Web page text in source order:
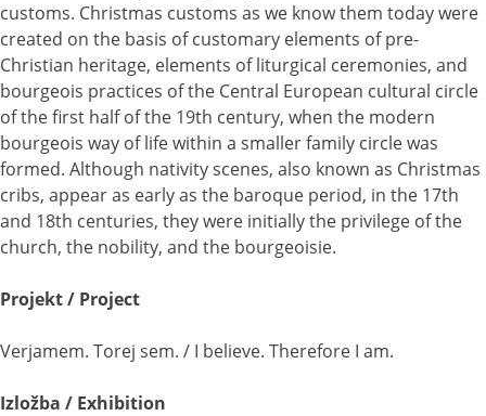
customs. Christmas customs as we know them today were
created on the basis of customary elements of pre-
Christian heritage, elements of liturgical ceremonies, and
bourgeois practices of the Central European cultural circle
of the first half of the 19th century, when the modern
bourgeois way of life within a smaller family circle was
formed. Although nativity scenes, also known as Christmas
cribs, appear as early as the baroque period, in the 17th
and 18th centuries, they were initially the privilege of the
church, the nobility, and the bourgeoisie.
Projekt / Project
Verjamem. Torej sem. / I believe. Therefore I am.
Izložba / Exhibition